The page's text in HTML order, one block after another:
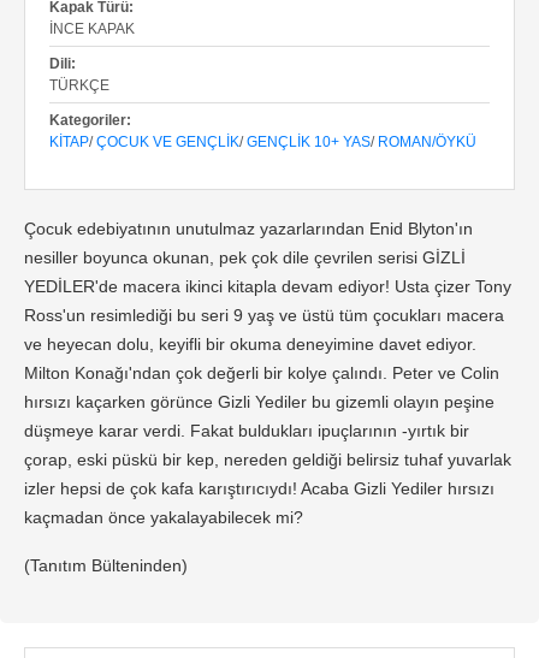
Kapak Türü:
İNCE KAPAK
Dili:
TÜRKÇE
Kategoriler:
KITAP/ÇOCUK VE GENÇLIK/GENÇLIK 10+ YAS/ ROMAN/ÖYKÜ
Çocuk edebiyatının unutulmaz yazarlarından Enid Blyton'ın
nesiller boyunca okunan, pek çok dile çevrilen serisi GİZLİ
YEDİLER'de macera ikinci kitapla devam ediyor! Usta çizer Tony
Ross'un resimlediği bu seri 9 yaş ve üstü tüm çocukları macera
ve heyecan dolu, keyifli bir okuma deneyimine davet ediyor.
Milton Konağı'ndan çok değerli bir kolye çalındı. Peter ve Colin
hırsızı kaçarken görünce Gizli Yediler bu gizemli olayın peşine
düşmeye karar verdi. Fakat buldukları ipuçlarının -yırtık bir
çorap, eski püskü bir kep, nereden geldiği belirsiz tuhaf yuvarlak
izler hepsi de çok kafa karıştırıcıydı! Acaba Gizli Yediler hırsızı
kaçmadan önce yakalayabilecek mi?
(Tanıtım Bülteninden)